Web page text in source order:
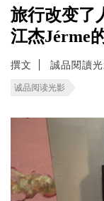
旅行改变了
江杰Jérme
撰文 誠品閱讀
诚品阅读光影